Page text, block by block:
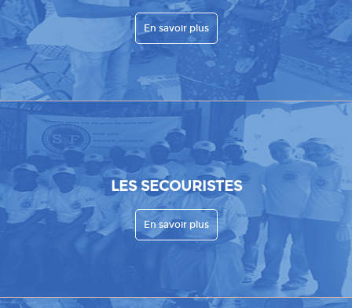
En savoir plus
LES SECOURISTES
En savoir plus